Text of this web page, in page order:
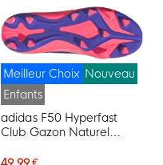
Meilleur Choix Nouveau
Enfants
adidas F50 Hyperfast
Club Gazon Naturel
Foot (MG) Enfants Blanc